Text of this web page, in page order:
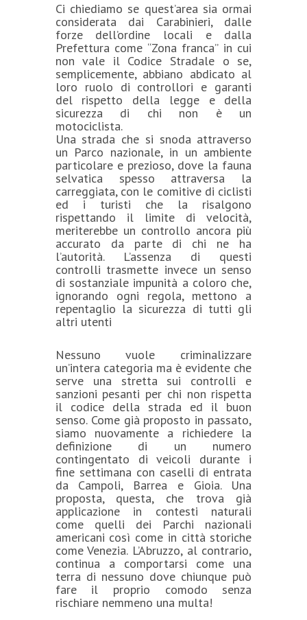
Ci chiediamo se quest’area sia ormai
considerata dai Carabinieri, dalle
forze dell’ordine locali e dalla
Prefettura come “Zona franca” in cui
non vale il Codice Stradale o se,
semplicemente, abbiano abdicato al
loro ruolo di controllori e garanti
del rispetto della legge e della
sicurezza di chi non è un
motociclista.
Una strada che si snoda attraverso
un Parco nazionale, in un ambiente
particolare e prezioso, dove la fauna
selvatica spesso attraversa la
carreggiata, con le comitive di ciclisti
ed i turisti che la risalgono
rispettando il limite di velocità,
meriterebbe un controllo ancora più
accurato da parte di chi ne ha
l’autorità. L’assenza di questi
controlli trasmette invece un senso
di sostanziale impunità a coloro che,
ignorando ogni regola, mettono a
repentaglio la sicurezza di tutti gli
altri utenti
Nessuno vuole criminalizzare
un’intera categoria ma è evidente che
serve una stretta sui controlli e
sanzioni pesanti per chi non rispetta
il codice della strada ed il buon
senso. Come già proposto in passato,
siamo nuovamente a richiedere la
definizione di un numero
contingentato di veicoli durante i
fine settimana con caselli di entrata
da Campoli, Barrea e Gioia. Una
proposta, questa, che trova già
applicazione in contesti naturali
come quelli dei Parchi nazionali
americani così come in città storiche
come Venezia. L’Abruzzo, al contrario,
continua a comportarsi come una
terra di nessuno dove chiunque può
fare il proprio comodo senza
rischiare nemmeno una multa!